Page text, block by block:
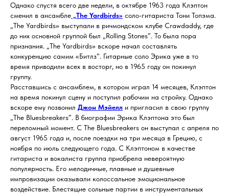
Однако спустя всего две недели, в октябре 1963 года Клэптон
сменил в ансамбле „The Yardbirds» соло-гитариста Тони Топэма.
„The Yardbirds» выступали в ричмондском клубе Crawdaddy, где
до них основной группой был „Rolling Stones”. То была пора
признания. „The Yardbirds» вскоре начал составлять
конкуренцию самим «Битлз”. Гитарные соло Эрика уже в то
время приводили всех в восторг, но в 1965 году он покинул
группу.
Расставшись с ансамблем, в котором играл 14 месяцев, Клэптон
на время покинул сцену и поступил рабочим на стройку. Однако
вскоре ему позвонил Джон Мэйелл и пригласил в свою группу
„The Bluesbreakers”. В биографии Эрика Клэптона это был
переломный момент. С The Bluesbreakers он выступал с апреля по
август 1965 года и, после поездки на три месяца в Грецию, с
ноября по июль следующего года. С Клэптоном в качестве
гитариста и вокалиста группа приобрела невероятную
популярность. Его мелодичные, плавные и душевные
импровизации оказывали колоссальное эмоциональное
воздействие. Блестящие сольные партии в инструментальных